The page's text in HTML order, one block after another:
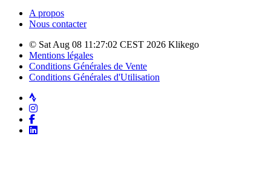
A propos
Nous contacter
© Sat Aug 08 11:27:02 CEST 2026 Klikego
Mentions légales
Conditions Générales de Vente
Conditions Générales d'Utilisation
Strava
Instagram
Facebook
LinkedIn